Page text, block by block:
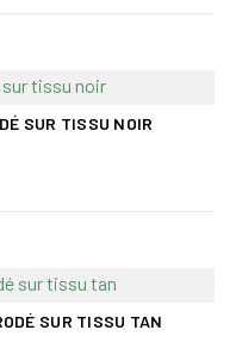
SUR TISSU NOIR
SUR TISSU TAN